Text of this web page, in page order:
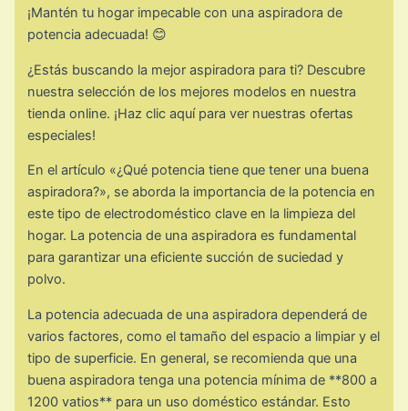
¡Mantén tu hogar impecable con una aspiradora de
potencia adecuada! 😊
¿Estás buscando la mejor aspiradora para ti? Descubre
nuestra selección de los mejores modelos en nuestra
tienda online. ¡Haz clic aquí para ver nuestras ofertas
especiales!
En el artículo «¿Qué potencia tiene que tener una buena
aspiradora?», se aborda la importancia de la potencia en
este tipo de electrodoméstico clave en la limpieza del
hogar. La potencia de una aspiradora es fundamental
para garantizar una eficiente succión de suciedad y
polvo.
La potencia adecuada de una aspiradora dependerá de
varios factores, como el tamaño del espacio a limpiar y el
tipo de superficie. En general, se recomienda que una
buena aspiradora tenga una potencia mínima de **800 a
1200 vatios** para un uso doméstico estándar. Esto